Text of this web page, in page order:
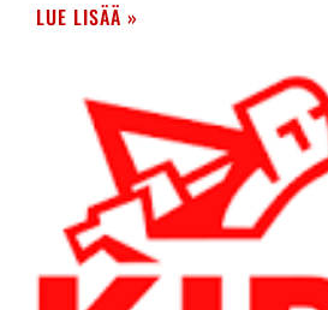
LUE LISÄÄ »